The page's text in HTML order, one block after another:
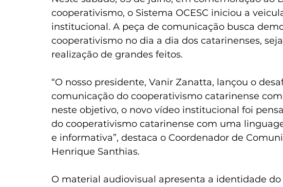
cooperativismo, o Sistema OCESC iniciou a
institucional. A peça de comunicação busca
cooperativismo no dia a dia dos catarinenses,
realização de grandes feitos.
“O nosso presidente, Vanir Zanatta, lançou o
comunicação do cooperativismo catarinense
neste objetivo, o novo vídeo institucional foi
do cooperativismo catarinense com uma
e informativa”, destaca o Coordenador de
Henrique Santhias.
O material audiovisual apresenta a identidade